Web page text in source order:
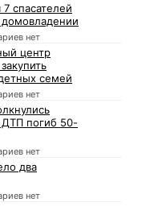
спасателей
нет
центр
семей
нет
ДТП погиб 50-
нет
два
нет